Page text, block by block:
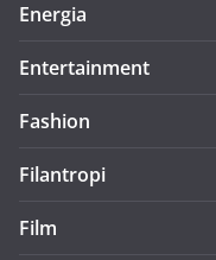
Energia
Entertainment
Fashion
Filantropi
Film